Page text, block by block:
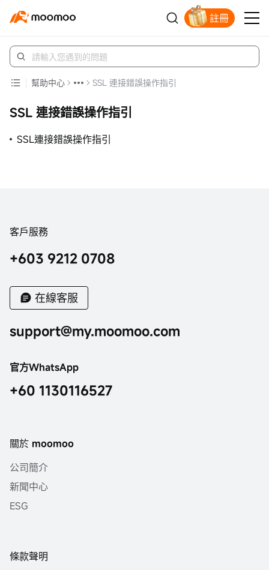
註冊
幫助中心 SSL 連接錯誤操作指引
SSL 連接錯誤操作指引
SSL連接錯誤操作指引
客戶服務
+603 9212 0708
在線客服
support@my.moomoo.com
官方WhatsApp
+60 1130116527
關於 moomoo
公司簡介
新聞中心
ESG
條款聲明